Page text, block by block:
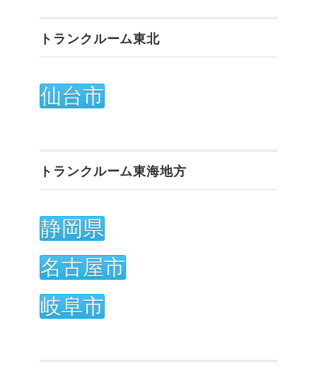
トランクルーム東北
仙台市
トランクルーム東海地方
静岡県
名古屋市
岐阜市